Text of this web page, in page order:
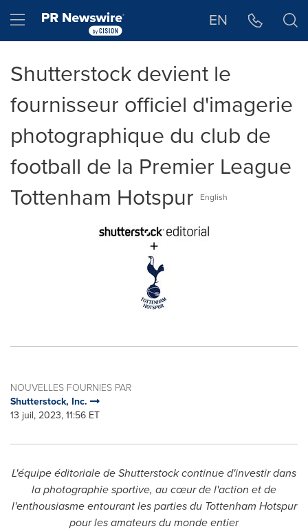
Hamburger menu EN
Shutterstock devient le
fournisseur officiel d'imagerie
photographique du club de
football de la Premier League
Tottenham Hotspur
English
NOUVELLES FOURNIES PAR
Shutterstock, Inc.
13 juil, 2023, 11:56 ET
L'équipe éditoriale de Shutterstock continue d'investir dans
la photographie sportive, au cœur de l'action et de
l'enthousiasme entourant les parties du Tottenham Hotspur
pour les amateurs du monde entier